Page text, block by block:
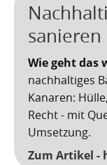
sanieren
Wie geht das
nachhaltiges
Kanaren:
Recht - mit
Umsetzung.
Zum Artikel -